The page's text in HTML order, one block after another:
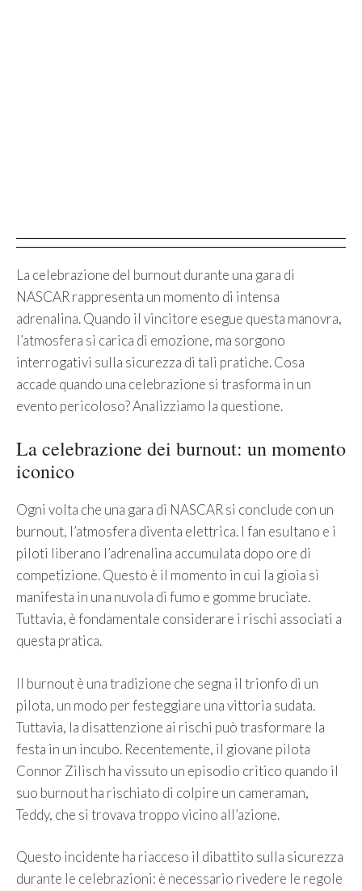
La celebrazione del burnout durante una gara di
NASCAR rappresenta un momento di intensa
adrenalina. Quando il vincitore esegue questa manovra,
l’atmosfera si carica di emozione, ma sorgono
interrogativi sulla sicurezza di tali pratiche. Cosa
accade quando una celebrazione si trasforma in un
evento pericoloso? Analizziamo la questione.
La celebrazione dei burnout: un momento
iconico
Ogni volta che una gara di NASCAR si conclude con un
burnout, l’atmosfera diventa elettrica. I fan esultano e i
piloti liberano l’adrenalina accumulata dopo ore di
competizione. Questo è il momento in cui la gioia si
manifesta in una nuvola di fumo e gomme bruciate.
Tuttavia, è fondamentale considerare i rischi associati a
questa pratica.
Il burnout è una tradizione che segna il trionfo di un
pilota, un modo per festeggiare una vittoria sudata.
Tuttavia, la disattenzione ai rischi può trasformare la
festa in un incubo. Recentemente, il giovane pilota
Connor Zilisch ha vissuto un episodio critico quando il
suo burnout ha rischiato di colpire un cameraman,
Teddy, che si trovava troppo vicino all’azione.
Questo incidente ha riacceso il dibattito sulla sicurezza
durante le celebrazioni: è necessario rivedere le regole